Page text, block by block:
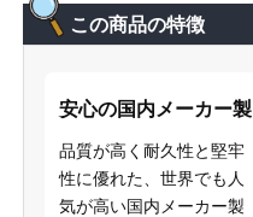
この商品の特徴
安心の国内メーカー製
品質が高く耐久性と堅牢
性に優れた、世界でも人
気が高い国内メーカー製